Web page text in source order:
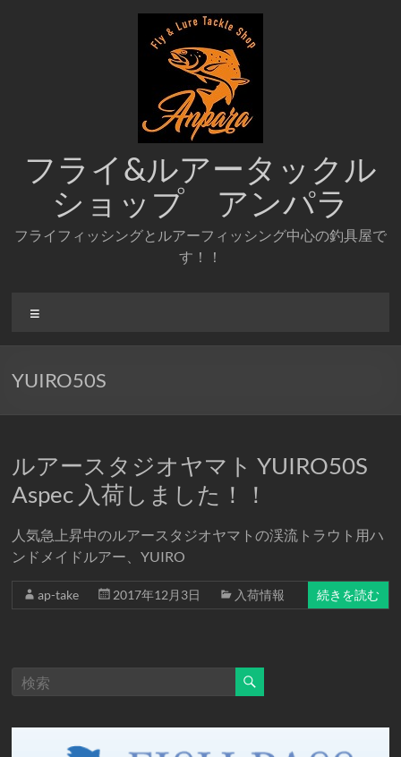
フライ&ルアータックル
ショップ アンパラ
フライフィッシングとルアーフィッシング中心の釣具屋で
す！！
ー
YUIRO50S
ルアースタジオヤマト YUIRO50S
Aspec 入荷しました！！
人気急上昇中のルアースタジオヤマトの渓流トラウト用ハ
ンドメイドルアー、YUIRO
ap-take 2017年12月3日 入荷情報 続きを読む